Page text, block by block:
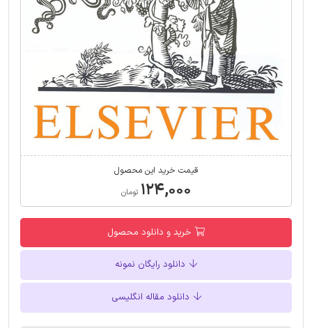
قیمت خرید این محصول
۱۲۴,۰۰۰ تومان
خرید و دانلود محصول
دانلود رایگان نمونه
دانلود مقاله انگلیسی